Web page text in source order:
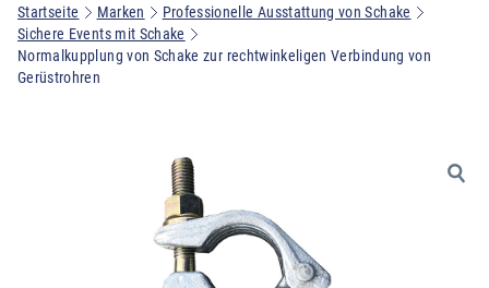
Startseite Marken
Professionelle Ausstattung von Schake
Sichere Events mit Schake
Normalkupplung von Schake zur rechtwinkeligen Verbindung von
Gerüstrohren